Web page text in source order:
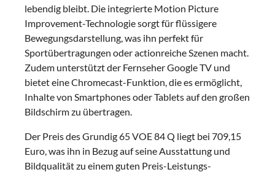
lebendig bleibt. Die integrierte Motion Picture
Improvement-Technologie sorgt für flüssigere
Bewegungsdarstellung, was ihn perfekt für
Sportübertragungen oder actionreiche Szenen macht.
Zudem unterstützt der Fernseher Google TV und
bietet eine Chromecast-Funktion, die es ermöglicht,
Inhalte von Smartphones oder Tablets auf den großen
Bildschirm zu übertragen.
Der Preis des Grundig 65 VOE 84 Q liegt bei 709,15
Euro, was ihn in Bezug auf seine Ausstattung und
Bildqualität zu einem guten Preis-Leistungs-